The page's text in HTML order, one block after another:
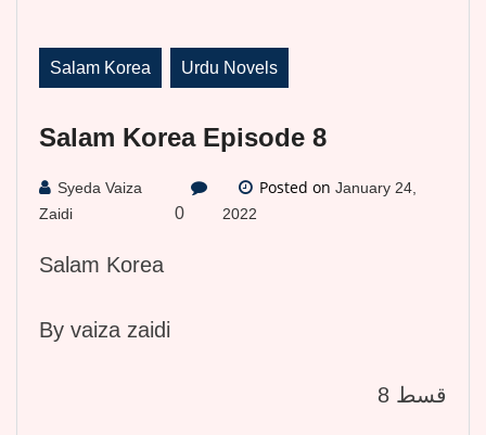
Salam Korea Urdu Novels
Salam Korea Episode 8
Syeda Vaiza
Zaidi
0
Posted on January 24,
2022
Salam Korea
By vaiza zaidi
قسط 8